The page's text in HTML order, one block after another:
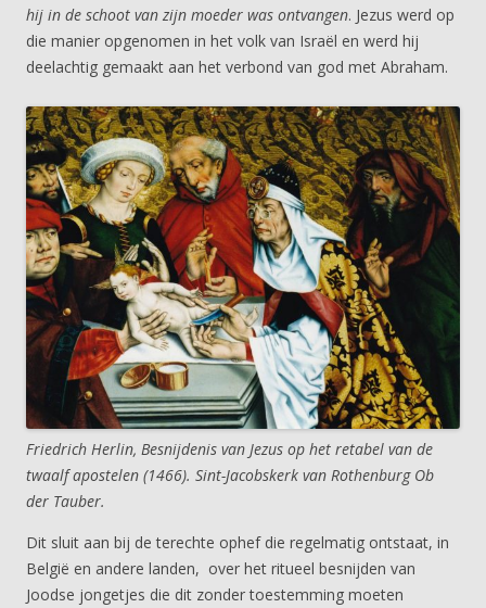
hij in de schoot van zijn moeder was ontvangen. Jezus werd op
die manier opgenomen in het volk van Israël en werd hij
deelachtig gemaakt aan het verbond van god met Abraham.
Friedrich Herlin, Besnijdenis van Jezus op het retabel van de
twaalf apostelen (1466). Sint-Jacobskerk van Rothenburg Ob
der Tauber.
Dit sluit aan bij de terechte ophef die regelmatig ontstaat, in
België en andere landen, over het ritueel besnijden van
Joodse jongetjes die dit zonder toestemming moeten